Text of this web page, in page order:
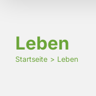
Leben
Startseite Leben